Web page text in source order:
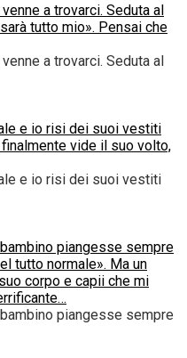
a trovarci. Seduta al
tutto mio». Pensai che
a trovarci. Seduta al
e io risi dei suoi vestiti
vide il suo volto,
e io risi dei suoi vestiti
piangesse sempre
tutto normale». Ma un
corpo e capii che mi
piangesse sempre